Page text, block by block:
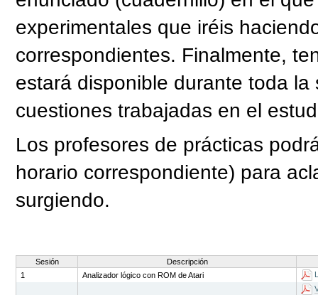
experimentales que iréis
correspondientes. Finalmente,
estará disponible durante toda
cuestiones trabajadas en el
Los profesores de prácticas
horario correspondiente) para
surgiendo.
Sesión
Descripción
1
Analizador lógico con ROM de Atari